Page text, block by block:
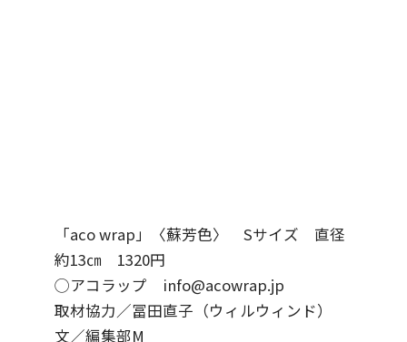
「aco wrap」〈蘇芳色〉 Sサイズ 直径
約13㎝ 1320円
◯アコラップ info@acowrap.jp
取材協力／冨田直子（ウィルウィンド）
文／編集部M